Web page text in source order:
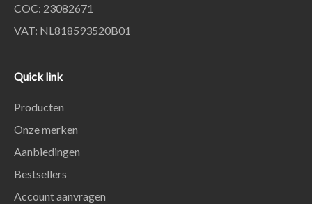
COC: 23082671
VAT: NL818593520B01
Quick link
Producten
Onze merken
Aanbiedingen
Bestsellers
Account aanvragen